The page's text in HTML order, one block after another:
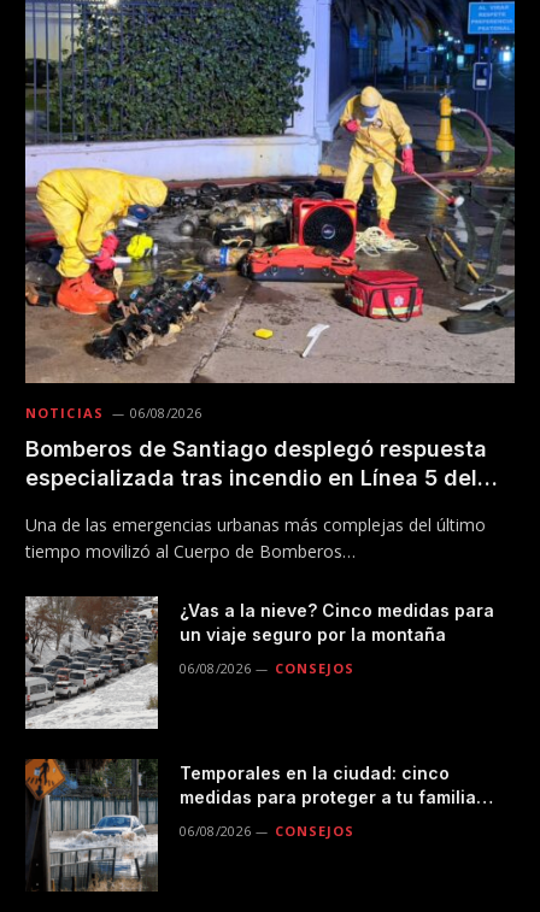
NOTICIAS 06/08/2026
Bomberos de Santiago desplegó respuesta
especializada tras incendio en Línea 5 del
Una de las emergencias urbanas más complejas del último
tiempo movilizó al Cuerpo de Bomberos…
¿Vas a la nieve? Cinco medidas para
un viaje seguro por la montaña
06/08/2026 CONSEJOS
Temporales en la ciudad: cinco
medidas para proteger a tu familia
durante las lluvias
06/08/2026 CONSEJOS